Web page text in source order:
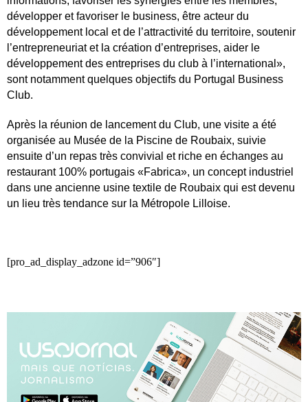
développer et favoriser le business, être acteur du
développement local et de l’attractivité du territoire, soutenir
l’entrepreneuriat et la création d’entreprises, aider le
développement des entreprises du club à l’international»,
sont notamment quelques objectifs du Portugal Business
Club.
Après la réunion de lancement du Club, une visite a été
organisée au Musée de la Piscine de Roubaix, suivie
ensuite d’un repas très convivial et riche en échanges au
restaurant 100% portugais «Fabrica», un concept industriel
dans une ancienne usine textile de Roubaix qui est devenu
un lieu très tendance sur la Métropole Lilloise.
[pro_ad_display_adzone id=”906″]